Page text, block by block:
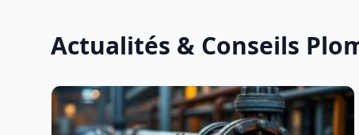
Actualités & Conseils